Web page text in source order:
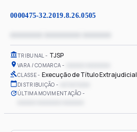
0000475-32.2019.8.26.0505
TRIBUNAL TJSP
VARA / COMARCA
CLASSE Execução de Título Extrajudicial
DISTRIBUIÇÃO
ÚLTIMA MOVIMENTAÇÃO